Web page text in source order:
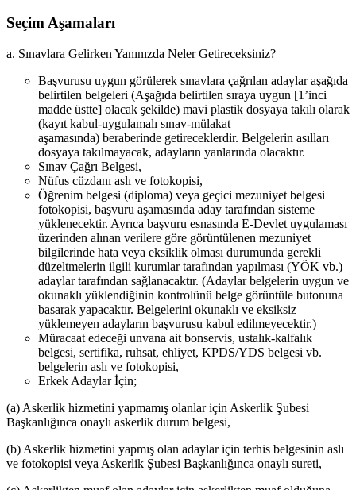
Seçim Aşamaları
a. Sınavlara Gelirken Yanınızda Neler Getireceksiniz?
Başvurusu uygun görülerek sınavlara çağrılan adaylar aşağıda
belirtilen belgeleri (Aşağıda belirtilen sıraya uygun [1’inci
madde üstte] olacak şekilde) mavi plastik dosyaya takılı olarak
(kayıt kabul-uygulamalı sınav-mülakat
aşamasında) beraberinde getireceklerdir. Belgelerin asılları
dosyaya takılmayacak, adayların yanlarında olacaktır.
Sınav Çağrı Belgesi,
Nüfus cüzdanı aslı ve fotokopisi,
Öğrenim belgesi (diploma) veya geçici mezuniyet belgesi
fotokopisi, başvuru aşamasında aday tarafından sisteme
yüklenecektir. Ayrıca başvuru esnasında E-Devlet uygulaması
üzerinden alınan verilere göre görüntülenen mezuniyet
bilgilerinde hata veya eksiklik olması durumunda gerekli
düzeltmelerin ilgili kurumlar tarafından yapılması (YÖK vb.)
adaylar tarafından sağlanacaktır. (Adaylar belgelerin uygun ve
okunaklı yüklendiğinin kontrolünü belge görüntüle butonuna
basarak yapacaktır. Belgelerini okunaklı ve eksiksiz
yüklemeyen adayların başvurusu kabul edilmeyecektir.)
Müracaat edeceği unvana ait bonservis, ustalık-kalfalık
belgesi, sertifika, ruhsat, ehliyet, KPDS/YDS belgesi vb.
belgelerin aslı ve fotokopisi,
Erkek Adaylar İçin;
(a) Askerlik hizmetini yapmamış olanlar için Askerlik Şubesi
Başkanlığınca onaylı askerlik durum belgesi,
(b) Askerlik hizmetini yapmış olan adaylar için terhis belgesinin aslı
ve fotokopisi veya Askerlik Şubesi Başkanlığınca onaylı sureti,